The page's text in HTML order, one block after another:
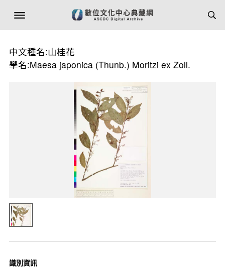
中文種名:山桂花
學名:Maesa japonica (Thunb.) Moritzi ex Zoll.
識別資訊